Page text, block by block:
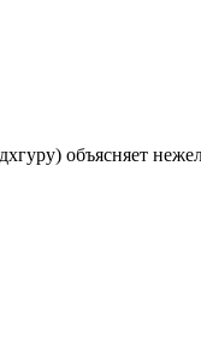
объясняет